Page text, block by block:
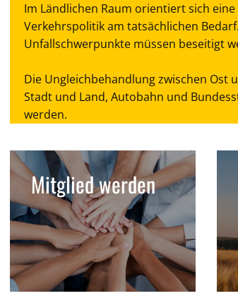
Im Ländlichen Raum orientiert sich
Verkehrspolitik am tatsächlichen
Unfallschwerpunkte müssen beseitigt
Die Ungleichbehandlung zwischen Ost
Stadt und Land, Autobahn und
werden.
Mitglied werden